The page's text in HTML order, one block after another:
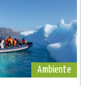
Ambiente